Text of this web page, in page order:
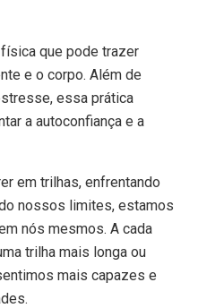
que pode trazer
e o corpo. Além de
essa prática
a autoconfiança e a
em trilhas, enfrentando
nossos limites, estamos
nós mesmos. A cada
trilha mais longa ou
mais capazes e